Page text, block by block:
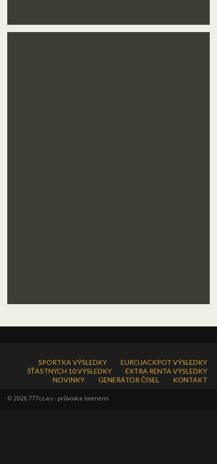
SPORTKA VÝSLEDKY
EUROJACKPOT VÝSLEDKY
ŠŤASTNÝCH 10 VÝSLEDKY
EXTRA RENTA VÝSLEDKY
NOVINKY
GENERÁTOR ČÍSEL KONTAKT
© 2026 777cz.eu - průvodce loteriemi.